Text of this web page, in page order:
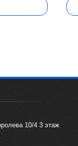
10/4 3 этаж